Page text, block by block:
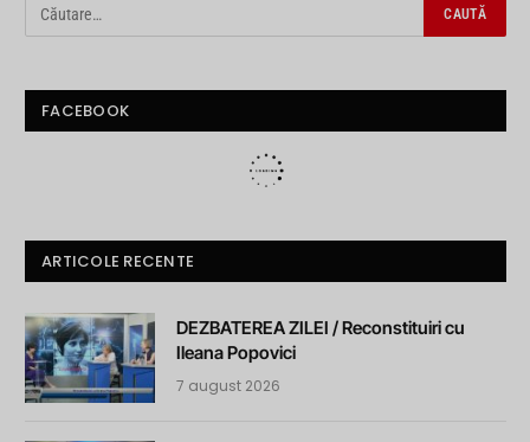
FACEBOOK
ARTICOLE RECENTE
DEZBATEREA ZILEI / Reconstituiri cu
Ileana Popovici
7 august 2026